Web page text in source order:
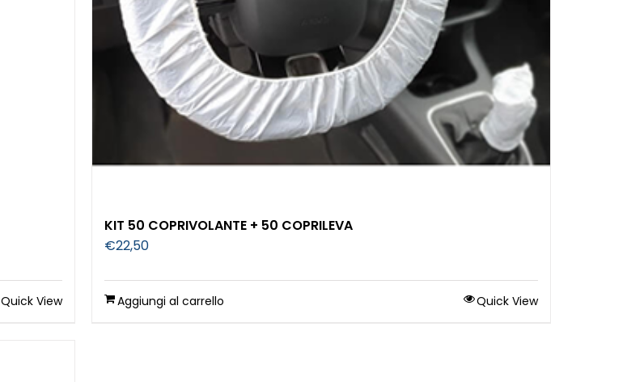
Quick View
KIT 50 COPRIVOLANTE + 50 COPRILEVA
€22,50
Aggiungi al carrello Quick View